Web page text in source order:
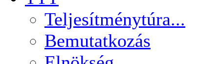
Teljesítménytúra...
Bemutatkozás